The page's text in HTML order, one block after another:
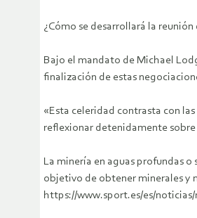
¿Cómo se desarrollará la
Bajo el mandato de Michael
finalización de estas
«Esta celeridad contrasta con
reflexionar detenidamente
La minería en aguas profundas
objetivo de obtener minerales y
https://www.sport.es/es/